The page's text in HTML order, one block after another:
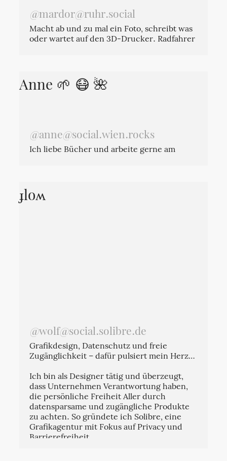
@mardor@ruhr.social
Macht ab und zu mal ein Foto, schreibt was
oder wartet auf den 3D-Drucker. Radfahrer
Anne 🌱 😷 🌺
@anne@social.wien.rocks
Ich liebe Bücher und arbeite gerne am
ɟloʍ
@wolf@social.solibre.de
Grafikdesign, Datenschutz und freie
Zugänglichkeit – dafür pulsiert mein Herz…
Ich bin als Designer tätig und überzeugt,
dass Unternehmen Verantwortung haben,
die persönliche Freiheit Aller durch
datensparsame und zugängliche Produkte
zu achten. So gründete ich Solibre, eine
Grafikagentur mit Fokus auf Privacy und
Barrierefreiheit.